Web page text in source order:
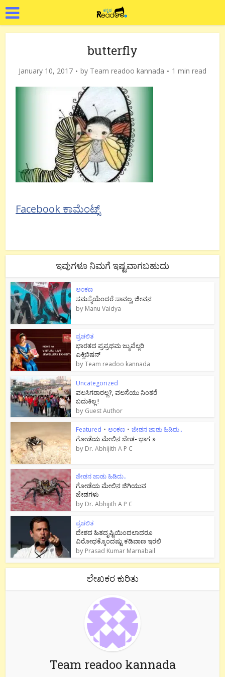
butterfly
January 10, 2017 by Team readoo kannada 1 min read
Facebook ಕಾಮೆಂಟ್ಸ್
ಇವುಗಳೂ ನಿಮಗೆ ಇಷ್ಟವಾಗಬಹುದು
ಅಂಕಣ
ಸಮಸ್ಯೆಯೆಂದರೆ ಸಾವಲ್ಲ, ಜೀವನ
by Manu Vaidya
ಪ್ರಚಲಿತ
ಭಾರತದ ಪ್ರಪ್ರಥಮ ಜ್ಯುವೆಲ್ಲರಿ
ಎಕ್ಸಿಬಿಷನ್
byTeam readoo kannada
Uncategorized
ವಲಸಿಗರಾರಲ್ಲ?, ವಲಸೆಯು ನಿಂತರೆ
ಬದುಕಿಲ್ಲ !
by Guest Author
Featured • ಅಂಕಣ • ಜೇಡನ ಜಾಡು ಹಿಡಿದು..
ಗೋಡೆಯ ಮೇಲಿನ ಜೇಡ- ಭಾಗ ೨
by Dr. Abhijith A P C
ಜೇಡನ ಜಾಡು ಹಿಡಿದು..
ಗೋಡೆಯ ಮೇಲಿನ ಜಿಗಿಯುವ
ಜೇಡಗಳು
by Dr. Abhijith A P C
ಪ್ರಚಲಿತ
ದೇಶದ ಹಿತದೃಷ್ಟಿಯಿಂದಲಾದರೂ
ವಿರೋಧಕ್ಕೊಂದಷ್ಟು ಕಡಿವಾಣ ಇರಲಿ
by Prasad Kumar Marnabail
ಲೇಖಕರ ಕುರಿತು
Team readoo kannada